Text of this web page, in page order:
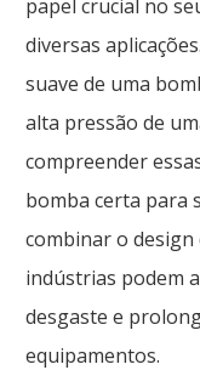
papel crucial no
diversas
suave de uma
alta pressão de
compreender
bomba certa para
combinar o design
indústrias podem
desgaste e
equipamentos.